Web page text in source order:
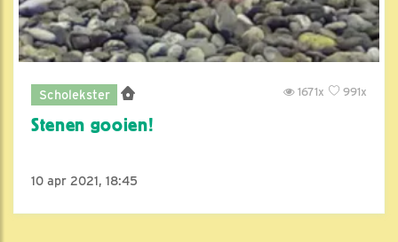
Scholekster 991x
1671x
Stenen gooien!
10 apr 2021, 18:45